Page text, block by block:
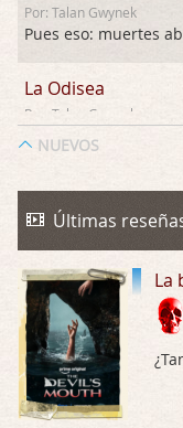
Por: Talan Gwynek
La Odisea
Por: Talan Gwynek
La Odisea
Por: Draghann
Trance
Por: Luar
El señor de las
Por: Luar
NUEVOS
Últimas
La